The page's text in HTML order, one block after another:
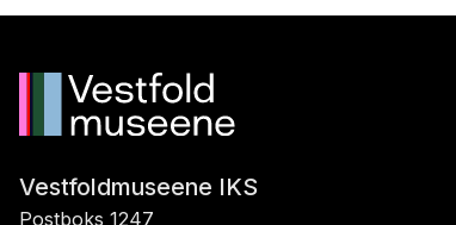
Vestfoldmuseene IKS
Postboks 1247